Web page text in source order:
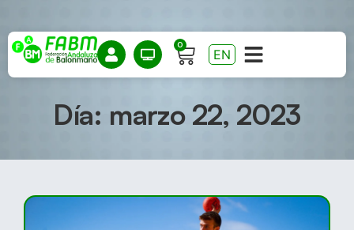
0
EN
Día: marzo 22, 2023